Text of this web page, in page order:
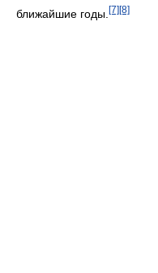
ближайшие годы. [7][8]